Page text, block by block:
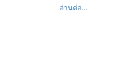
อ่านต่อ...